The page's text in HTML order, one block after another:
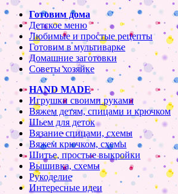
Готовим дома
Детское меню
Любимые и простые рецепты
Готовим в мультиварке
Домашние заготовки
Советы хозяйке
HAND MADE
Игрушки своими руками
Вяжем детям, спицами и крючком
Шьем для деток
Вязание спицами, схемы
Вяжем крючком, схемы
Шитье, простые выкройки
Вышивка, схемы
Рукоделие
Интересные идеи